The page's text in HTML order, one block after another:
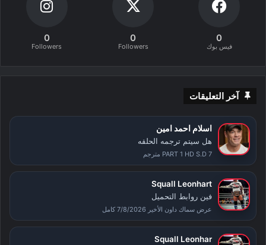
0
فيس بوك
0
Followers
0
Followers
آخر التعليقات
اسلام احمد امين
هل سيتم ترجمه الحلقه
PART 1 HD S.D 7 مترجم
Squall Leonhart
فين روابط التحميل
عرض سماك داون الأخير 7/8/2026 كامل
Squall Leonhar